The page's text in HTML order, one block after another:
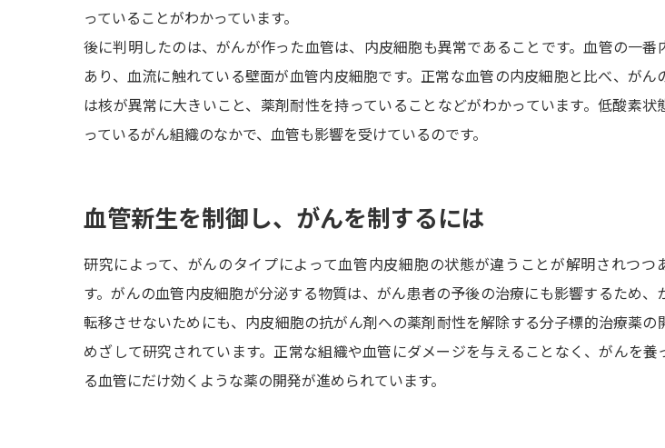
志望校・出
併願校選び
大学で学び
学問のミニ講義
っていることがわかっています。
後に判明したのは、がんが作った血管は、内皮細胞も異常であることです。血管の一番
あり、血流に触れている壁面が血管内皮細胞です。正常な血管の内皮細胞と比べ、がん
は核が異常に大きいこと、薬剤耐性を持っていることなどがわかっています。低酸素状
っているがん組織のなかで、血管も影響を受けているのです。
血管新生を制御し、がんを制するには
研究によって、がんのタイプによって血管内皮細胞の状態が違うことが解明されつつ
す。がんの血管内皮細胞が分泌する物質は、がん患者の予後の治療にも影響するため、
転移させないためにも、内皮細胞の抗がん剤への薬剤耐性を解除する分子標的治療薬の
めざして研究されています。正常な組織や血管にダメージを与えることなく、がんを養
る血管にだけ効くような薬の開発が進められています。